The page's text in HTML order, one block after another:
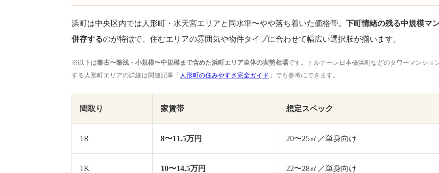
浜町は中央区内では人形町・水天宮エリアと同水準〜やや落ち着いた価格帯。 下町情緒の残る中規模マ
併存するのが特徴で、住むエリアの雰囲気や物件タイプに合わせて幅広い選択肢が揃います。
※以下は築古〜築浅・小規模〜中規模まで含めた浜町エリア全体の実勢相場です。トルナーレ日本橋浜町などのタワーマンシ
する人形町エリアの詳細は関連記事「 人形町の住みやすさ完全ガイド 」でも参考にできます。
間取り 家賃帯 想定スペック
1R 8〜11.5万円 20〜25㎡／単身向け
1K 10〜14.5万円 22〜28㎡／単身向け